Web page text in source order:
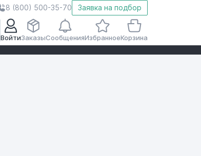
8 (800) 500-35-70 Заявка на подбор
ВойтиЗаказыСообщенияИзбранноеКорзина